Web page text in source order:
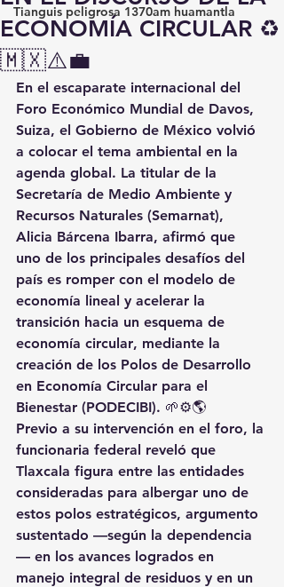
Tianguis peligrosa 1370am huamantla
ECONOMÍA CIRCULAR ♻️
🇲🇽⚠️💼
En el escaparate internacional del
Foro Económico Mundial de Davos,
Suiza, el Gobierno de México volvió
a colocar el tema ambiental en la
agenda global. La titular de la
Secretaría de Medio Ambiente y
Recursos Naturales (Semarnat),
Alicia Bárcena Ibarra, afirmó que
uno de los principales desafíos del
país es romper con el modelo de
economía lineal y acelerar la
transición hacia un esquema de
economía circular, mediante la
creación de los Polos de Desarrollo
en Economía Circular para el
Bienestar (PODECIBI). 🌱⚙️🌎
Previo a su intervención en el foro, la
funcionaria federal reveló que
Tlaxcala figura entre las entidades
consideradas para albergar uno de
estos polos estratégicos, argumento
sustentado —según la dependencia
— en los avances logrados en
manejo integral de residuos y en un